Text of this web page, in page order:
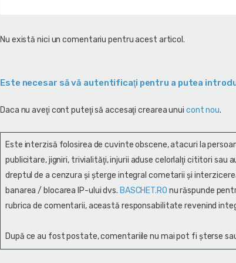
Nu există nici un comentariu pentru acest articol.
Este necesar să vă autentificaţi pentru a putea
Daca nu aveţi cont puteţi să accesaţi crearea unui cont nou.
Este interzisă folosirea de cuvinte obscene, atacuri la
publicitare, jigniri, trivialităţi, injurii aduse celorlalţi cititori sau
dreptul de a cenzura și şterge integral cometarii și
banarea / blocarea IP-ului dvs. BASCHET.RO nu răspunde
rubrica de comentarii, această responsabilitate revenind
După ce au fost postate, comentariile nu mai pot fi șterse